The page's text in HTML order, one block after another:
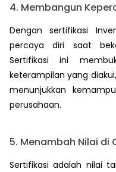
4. Membangun
Dengan sertifikasi
percaya diri saat
Sertifikasi ini
keterampilan yang
menunjukkan
perusahaan.
5. Menambah Nilai di
Sertifikasi adalah nilai